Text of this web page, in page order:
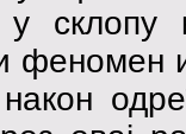
у склопу
феномен